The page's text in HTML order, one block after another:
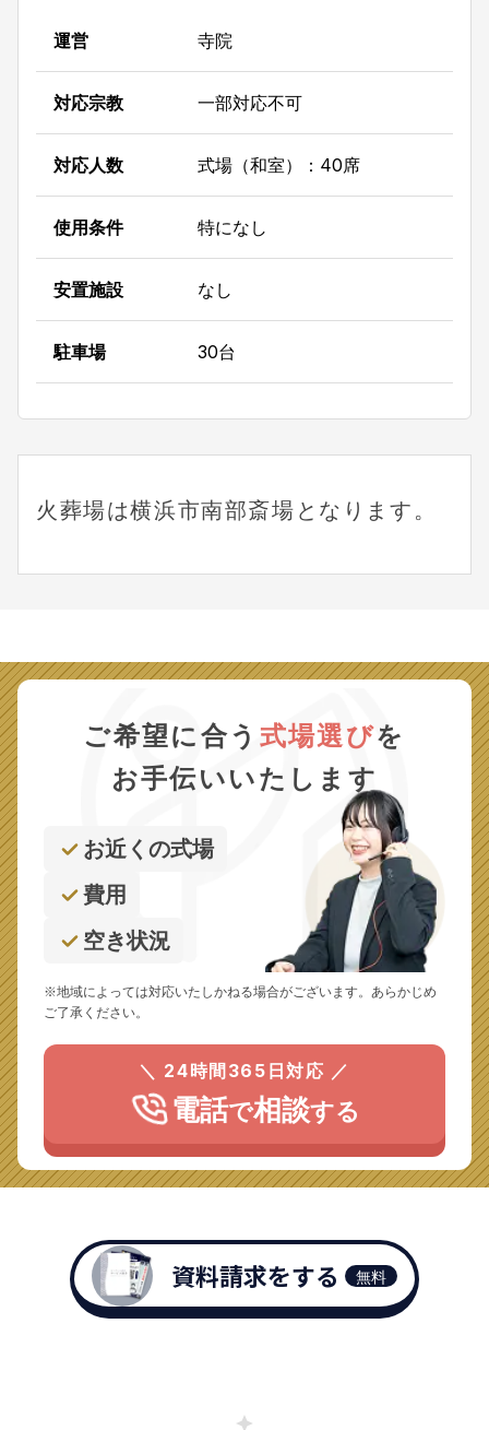
運営 寺院
対応宗教 一部対応不可
対応人数 式場（和室）：40席
使用条件 特になし
安置施設 なし
駐車場 30台
火葬場は横浜市南部斎場となります。
ご希望に合う 式場選びを
お手伝いいたします
お近くの式場
費用
空き状況
※地域によっては対応いたしかねる場合がございます。あらかじめ
ご了承ください。
＼ 24時間365日対応 ／
電話で相談する
資料請求をする 無料